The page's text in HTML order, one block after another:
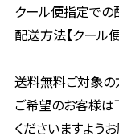
クール便指定での
配送方法【クール
送料無料ご対象の
ご希望のお客様は
くださいますよう